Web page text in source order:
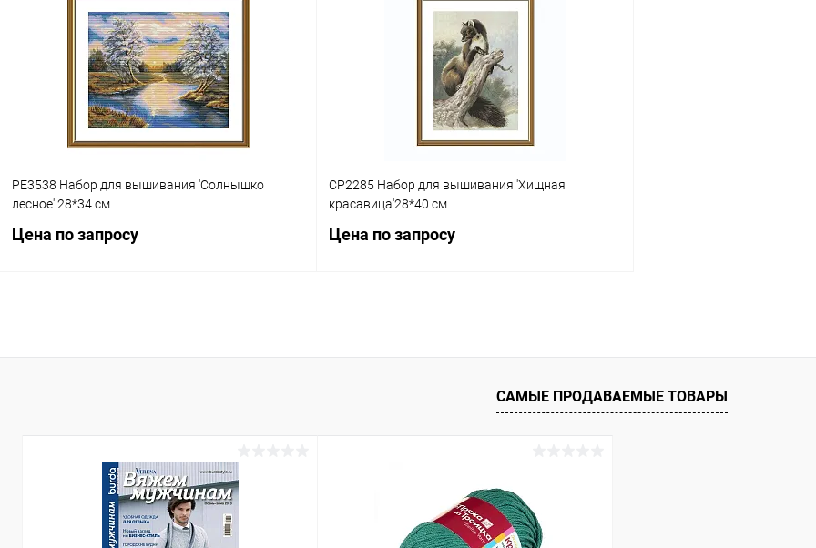
Купить в 1 клик Сравнение
В избранное Под заказ Под заказ
РЕ3538 Набор для вышивания 'Солнышко
лесное' 28*34 см
Цена по запросу
Купить в 1 клик Сравнение
СР2285 Набор для вышивания 'Хищная
красавица'28*40 см
Цена по запросу
Купить в 1 клик Сравнение
САМЫЕ ПРОДАВАЕМЫЕ ТОВАРЫ